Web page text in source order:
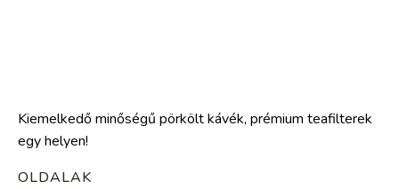
Kiemelkedő minőségű pörkölt kávék, prémium teafilterek
egy helyen!
OLDALAK